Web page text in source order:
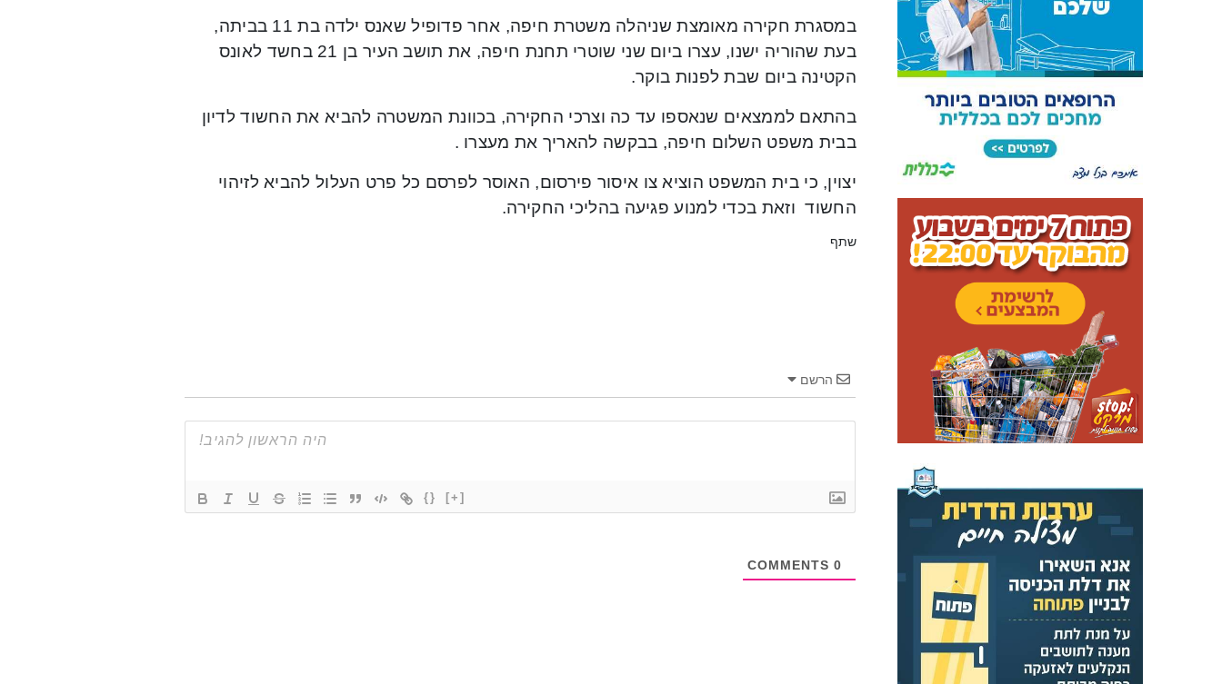
במסגרת חקירה מאומצת שניהלה משטרת חיפה, אחר פדופיל שאנס ילדה בת 11 בביתה,
בעת שהוריה ישנו, עצרו ביום שני שוטרי תחנת חיפה, את תושב העיר בן 21 בחשד לאונס
הקטינה ביום שבת לפנות בוקר.
בהתאם לממצאים שנאספו עד כה וצרכי החקירה, בכוונת המשטרה להביא את החשוד לדיון
בבית משפט השלום חיפה, בבקשה להאריך את מעצרו .
יצוין, כי בית המשפט הוציא צו איסור פירסום, האוסר לפרסם כל פרט העלול להביא לזיהוי
החשוד וזאת בכדי למנוע פגיעה בהליכי החקירה.
שתף
הרשם
{} [+]
0